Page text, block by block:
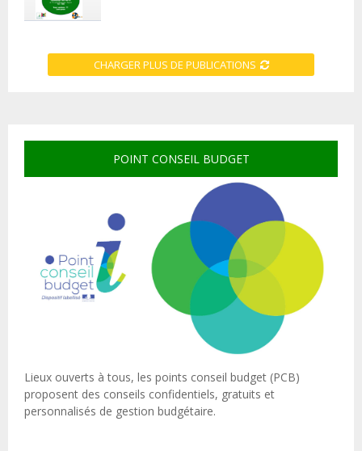
CHARGER PLUS DE PUBLICATIONS
POINT CONSEIL BUDGET
Lieux ouverts à tous, les points conseil budget (PCB)
proposent des conseils confidentiels, gratuits et
personnalisés de gestion budgétaire.